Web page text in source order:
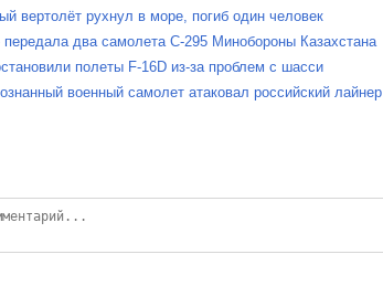
вертолёт рухнул в море, погиб один человек
два самолета C-295 Минобороны Казахстана
полеты F-16D из-за проблем с шасси
военный самолет атаковал российский лайнер